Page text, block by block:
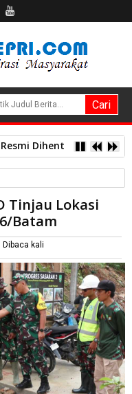
Dihentikan Polsek
TMMD ke-120 Kodim
Tinjau Lokasi
Batam
Dibaca kali